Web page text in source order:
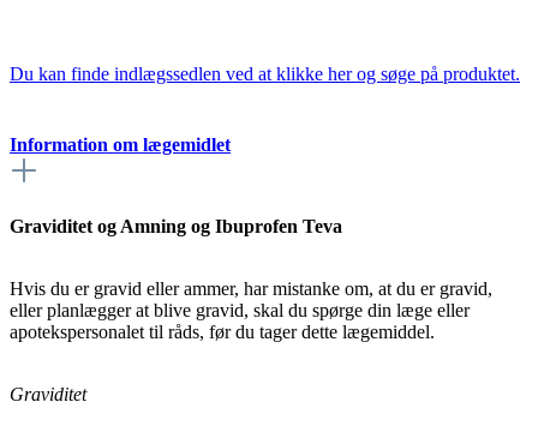
Du kan finde indlægssedlen ved at klikke her og søge på produktet.
Information om lægemidlet
Graviditet og Amning og Ibuprofen Teva
Hvis du er gravid eller ammer, har mistanke om, at du er gravid,
eller planlægger at blive gravid, skal du spørge din læge eller
apotekspersonalet til råds, før du tager dette lægemiddel.
Graviditet